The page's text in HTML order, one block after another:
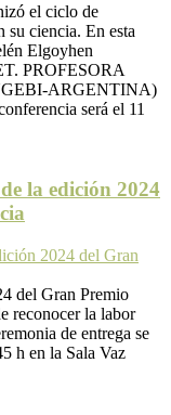
el ciclo de
su ciencia. En esta
Elgoyhen
PROFESORA
ARGENTINA)
será el 11
la edición 2024
del Gran Premio
reconocer la labor
de entrega se
h en la Sala Vaz